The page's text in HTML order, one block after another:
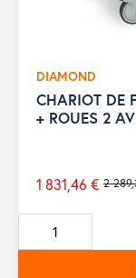
DIAMOND
CHARIOT DE
+ ROUES 2
Prix
de
base
2
1 831,46 €